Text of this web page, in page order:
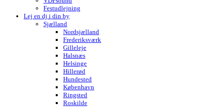
Festudlejning
Lej en dj i din by
Sjælland
Nordsjælland
Frederiksværk
Gilleleje
Halsnæs
Helsinge
Hillerød
Hundested
København
Ringsted
Roskilde